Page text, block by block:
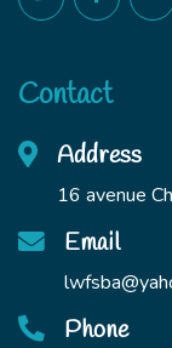
Contact
Address
16 avenue
Email
Phone